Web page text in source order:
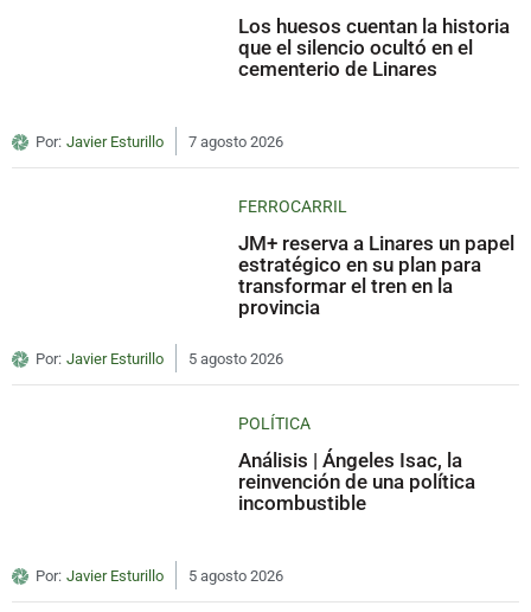
Los huesos cuentan la historia
que el silencio ocultó en el
cementerio de Linares
Por: Javier Esturillo 7 agosto 2026
FERROCARRIL
JM+ reserva a Linares un papel
estratégico en su plan para
transformar el tren en la
provincia
Por: Javier Esturillo 5 agosto 2026
POLÍTICA
Análisis | Ángeles Isac, la
reinvención de una política
incombustible
Por: Javier Esturillo 5 agosto 2026